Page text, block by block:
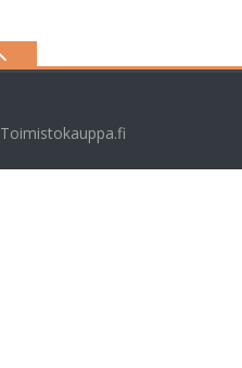
Toimistokauppa.fi